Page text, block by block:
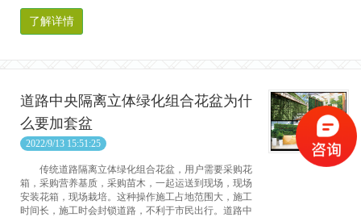
了解详情
道路中央隔离立体绿化组合花盆为什
么要加套盆
2022/9/13 15:51:25
传统道路隔离立体绿化组合花盆，用户需要采购花
箱，采购营养基质，采购苗木，一起运送到现场，现场
安装花箱，现场栽培。这种操作施工占地范围大，施工
时间长，施工时会封锁道路，不利于市民出行。道路中